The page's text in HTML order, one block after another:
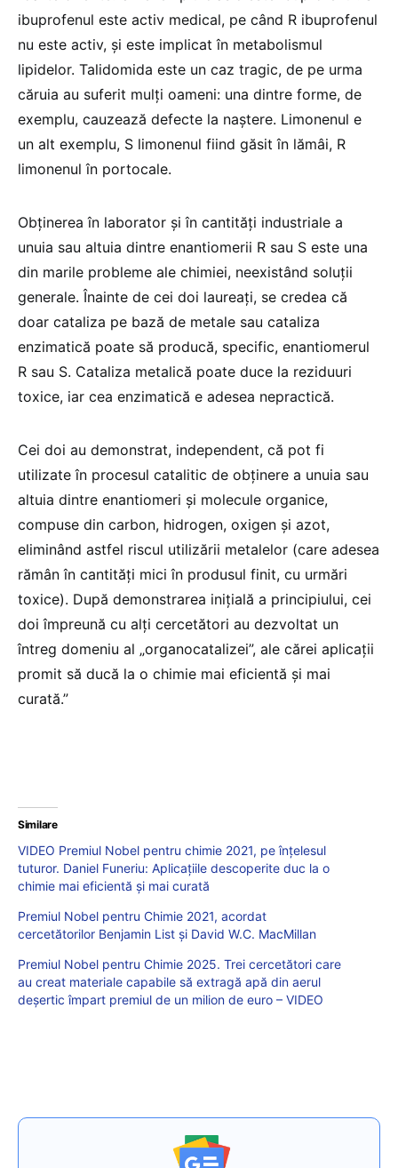
ibuprofenul este activ medical, pe când R ibuprofenul
nu este activ, și este implicat în metabolismul
lipidelor. Talidomida este un caz tragic, de pe urma
căruia au suferit mulți oameni: una dintre forme, de
exemplu, cauzează defecte la naștere. Limonenul e
un alt exemplu, S limonenul fiind găsit în lămâi, R
limonenul în portocale.
Obținerea în laborator și în cantități industriale a
unuia sau altuia dintre enantiomerii R sau S este una
din marile probleme ale chimiei, neexistând soluții
generale. Înainte de cei doi laureați, se credea că
doar cataliza pe bază de metale sau cataliza
enzimatică poate să producă, specific, enantiomerul
R sau S. Cataliza metalică poate duce la reziduuri
toxice, iar cea enzimatică e adesea nepractică.
Cei doi au demonstrat, independent, că pot fi
utilizate în procesul catalitic de obținere a unuia sau
altuia dintre enantiomeri și molecule organice,
compuse din carbon, hidrogen, oxigen și azot,
eliminând astfel riscul utilizării metalelor (care adesea
rămân în cantități mici în produsul finit, cu urmări
toxice). După demonstrarea inițială a principiului, cei
doi împreună cu alți cercetători au dezvoltat un
întreg domeniu al „organocatalizei”, ale cărei aplicații
promit să ducă la o chimie mai eficientă și mai
curată.”
Similare
VIDEO Premiul Nobel pentru chimie 2021, pe înțelesul
tuturor. Daniel Funeriu: Aplicațiile descoperite duc la o
chimie mai eficientă și mai curată
Premiul Nobel pentru Chimie 2021, acordat
cercetătorilor Benjamin List şi David W.C. MacMillan
Premiul Nobel pentru Chimie 2025. Trei cercetători care
au creat materiale capabile să extragă apă din aerul
deșertic împart premiul de un milion de euro – VIDEO